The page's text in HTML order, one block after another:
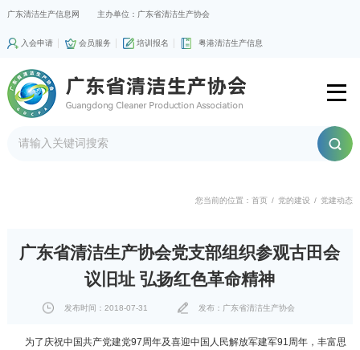
广东清洁生产信息网 主办单位：广东省清洁生产协会
入会申请 会员服务 培训报名 粤港清洁生产信息
您当前的位置：首页 / 党的建设 / 党建动态
广东省清洁生产协会党支部组织参观古田会
议旧址 弘扬红色革命精神
发布时间：2018-07-31 发布：广东省清洁生产协会
为了庆祝中国共产党建党97周年及喜迎中国人民解放军建军91周年，丰富思